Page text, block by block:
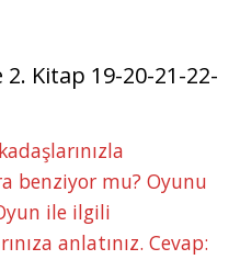
2. Kitap 19-20-21-22-
benziyor mu? Oyunu
ile ilgili
anlatınız. Cevap: